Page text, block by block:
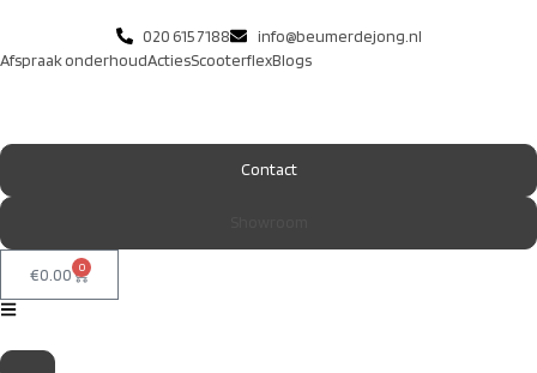
020 615 7188
info@beumerdejong.nl
Afspraak onderhoudActiesScooterflexBlogs
Contact
€0.00 0